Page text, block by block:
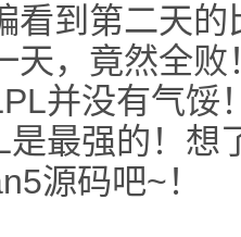
看到第二天
天，竟然全
并没有气馁
是最强的！想
源码吧~！